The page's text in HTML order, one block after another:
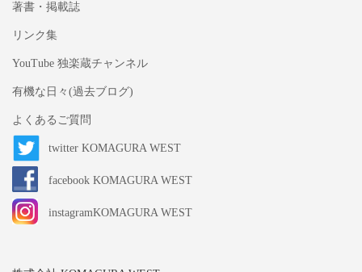
著書・掲載誌
リンク集
YouTube 独楽蔵チャンネル
有機な日々(過去ブログ)
よくあるご質問
twitter KOMAGURA WEST
facebook KOMAGURA WEST
instagramKOMAGURA WEST